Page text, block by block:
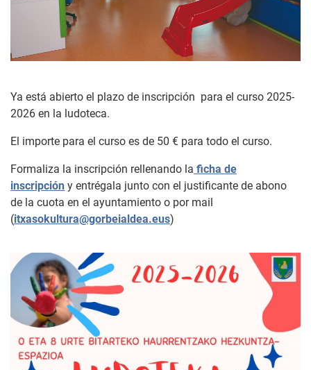
Ya está abierto el plazo de inscripción para el curso 2025-
2026 en la ludoteca.
El importe para el curso es de 50 € para todo el curso.
Formaliza la inscripción rellenando la ficha de
inscripción y entrégala junto con el justificante de abono
de la cuota en el ayuntamiento o por mail
(itxasokultura@gorbeialdea.eus)